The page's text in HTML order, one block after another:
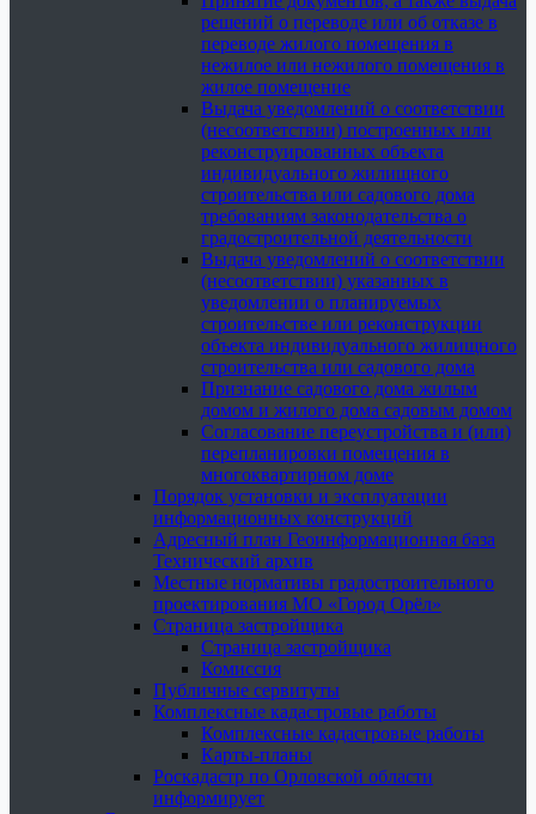
решений о переводе или об отказе в
переводе жилого помещения в
нежилое или нежилого помещения в
жилое помещение
Выдача уведомлений о соответствии
(несоответствии) построенных или
реконструированных объекта
индивидуального жилищного
строительства или садового дома
требованиям законодательства о
градостроительной деятельности
Выдача уведомлений о соответствии
(несоответствии) указанных в
уведомлении о планируемых
строительстве или реконструкции
объекта индивидуального жилищного
строительства или садового дома
Признание садового дома жилым
домом и жилого дома садовым домом
Согласование переустройства и (или)
перепланировки помещения в
многоквартирном доме
Порядок установки и эксплуатации
информационных конструкций
Адресный план Геоинформационная база
Технический архив
Местные нормативы градостроительного
проектирования МО «Город Орёл»
Страница застройщика
Страница застройщика
Комиссия
Публичные сервитуты
Комплексные кадастровые работы
Комплексные кадастровые работы
Карты-планы
Роскадастр по Орловской области
информирует